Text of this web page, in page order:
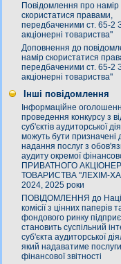
Повідомлення про намір
скористатися правами,
передбаченими ст. 65-2
акціонерні товариства"
Доповнення до
намір скористатися
передбаченими ст. 65-2
акціонерні товариства"
Інші повідомлення
Інформаційне
проведення конкурсу з
суб'єктів аудиторської
можуть бути призначені
надання послуг з
аудиту окремої
ПРИВАТНОГО
ТОВАРИСТВА "ЛЕХІМ-
2024, 2025 роки
ПОВІДОМЛЕННЯ до
комісії з цінних паперів
фондового ринку
становить суспільний
суб'єкта аудиторської
який надаватиме
фінансової звітності